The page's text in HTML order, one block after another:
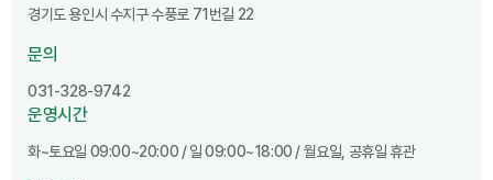
경기도 용인시 수지구 수풍로 71번길 22
문의
031-328-9742
운영시간
화~토요일 09:00~20:00 / 일 09:00~18:00 / 월요일, 공휴일 휴관